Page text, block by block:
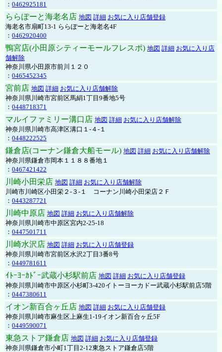
： 0462925181
ららぽーと海老名店 地図 詳細 お気に入り店舗登録
海老名市扇町13-1 ららぽーと海老名4F
： 0462920400
鴨宮店(小田原シティーモールフレスポ) 地図 詳細 お気に入り店
舗解除
神奈川県小田原市前川１２０
： 0465452345
宮前店 地図 詳細 お気に入り店舗解除
神奈川県川崎市宮前区馬絹1丁目9番地5号
： 0448718371
マルイファミリー溝口店 地図 詳細 お気に入り店舗解除
神奈川県川崎市高津区溝口１-４-１
： 0448222525
鎌倉店(コーナン鎌倉大船モール) 地図 詳細 お気に入り店舗解除
神奈川県鎌倉市岡本１１８８番地１
： 0467421422
川崎小田栄店 地図 詳細 お気に入り店舗解除
川崎市川崎区小田栄２‐３‐１ コーナン川崎小田栄店２Ｆ
： 0443287721
川崎中原店 地図 詳細 お気に入り店舗解除
神奈川県川崎市中原区宮内2-25-18
： 0447501711
川崎水沢店 地図 詳細 お気に入り店舗登録
神奈川県川崎市宮前区水沢2丁目3番8号
： 0449781611
ｲﾄｰﾖｰｶﾄﾞｰ武蔵小杉駅前店 地図 詳細 お気に入り店舗登録
神奈川県川崎市中原区小杉町3-420イトーヨーカドー武蔵小杉駅前店5階
： 0447380611
イオン新百合ヶ丘店 地図 詳細 お気に入り店舗登録
神奈川県川崎市麻生区上麻生1-19イオン新百合ヶ丘5F
： 0449590071
東急ストア鎌倉店 地図 詳細 お気に入り店舗登録
神奈川県鎌倉市小町1丁目2-12東急ストア鎌倉店5階